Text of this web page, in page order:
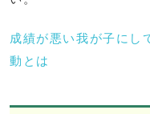
成績が悪い我が子にし
動とは